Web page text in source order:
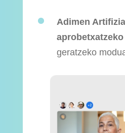
Adimen
aprobetxatzeko
geratzeko